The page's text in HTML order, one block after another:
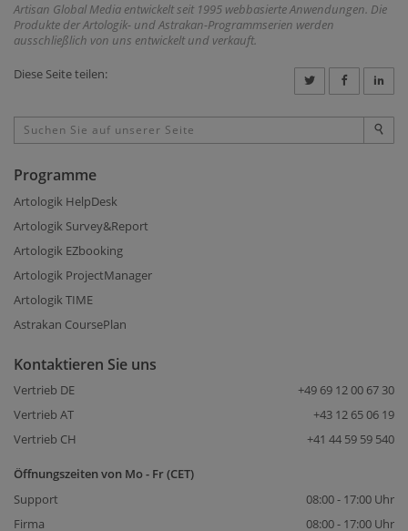
Artisan Global Media entwickelt seit 1995 webbasierte Anwendungen. Die
Produkte der Artologik- und Astrakan-Programmserien werden
ausschließlich von uns entwickelt und verkauft.
Diese Seite teilen:
Programme
Artologik HelpDesk
Artologik Survey&Report
Artologik EZbooking
Artologik ProjectManager
Artologik TIME
Astrakan CoursePlan
Kontaktieren Sie uns
Vertrieb DE
+49 69 12 00 67 30
Vertrieb AT
+43 12 65 06 19
Vertrieb CH
+41 44 59 59 540
Öffnungszeiten von Mo - Fr (CET)
Support
08:00 - 17:00 Uhr
Firma
08:00 - 17:00 Uhr